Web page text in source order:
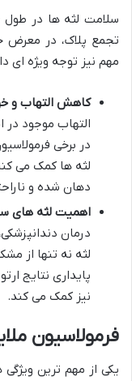
سلامت لثه ها در طول
مهم نیز توجه ویژه ای
کاهش التهاب و
در برخی
لثه ها کمک می
دهان شده و
اهمیت لثه های
درمان
لثه نه تنها از
پایداری نتایج
نیز کمک می کند.
فرمولاسیون